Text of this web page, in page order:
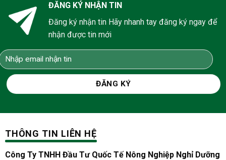
ĐĂNG KÝ NHẬN TIN
Đăng ký nhận tin Hãy nhanh tay đăng ký ngay để
nhận được tin mới
THÔNG TIN LIÊN HỆ
Công Ty TNHH Đầu Tư Quốc Tế Nông Nghiệp Nghỉ Dưỡng